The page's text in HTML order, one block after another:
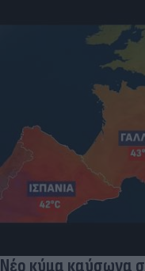
Νέο κύμα καύσωνα